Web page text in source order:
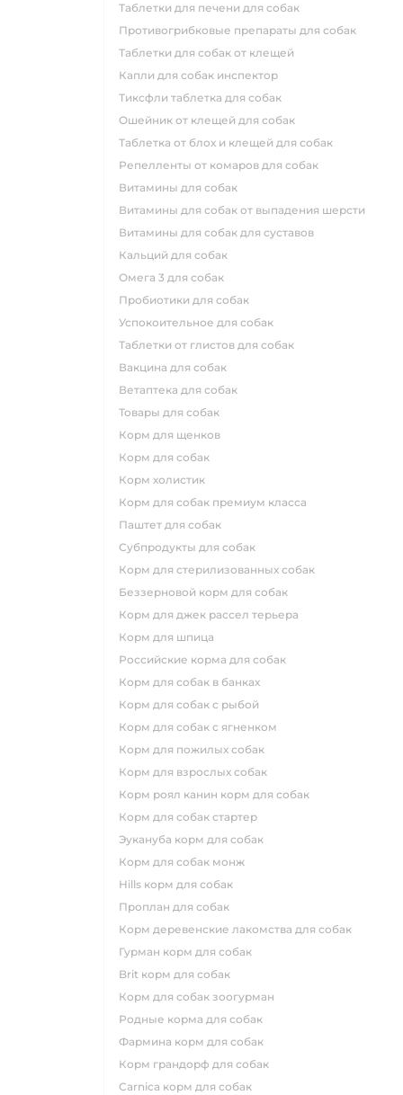
таблетки для печени для собак
противогрибковые препараты для собак
таблетки для собак от клещей
капли для собак инспектор
тиксфли таблетка для собак
ошейник от клещей для собак
таблетка от блох и клещей для собак
репелленты от комаров для собак
витамины для собак
витамины для собак от выпадения шерсти
витамины для собак для суставов
кальций для собак
омега 3 для собак
пробиотики для собак
успокоительное для собак
таблетки от глистов для собак
вакцина для собак
ветаптека для собак
товары для собак
корм для щенков
корм для собак
корм холистик
корм для собак премиум класса
паштет для собак
субпродукты для собак
корм для стерилизованных собак
беззерновой корм для собак
корм для джек рассел терьера
корм для шпица
российские корма для собак
корм для собак в банках
корм для собак с рыбой
корм для собак с ягненком
корм для пожилых собак
корм для взрослых собак
корм роял канин корм для собак
корм для собак стартер
эукануба корм для собак
корм для собак монж
hills корм для собак
проплан для собак
корм деревенские лакомства для собак
гурман корм для собак
brit корм для собак
корм для собак зоогурман
родные корма для собак
фармина корм для собак
корм грандорф для собак
carnica корм для собак